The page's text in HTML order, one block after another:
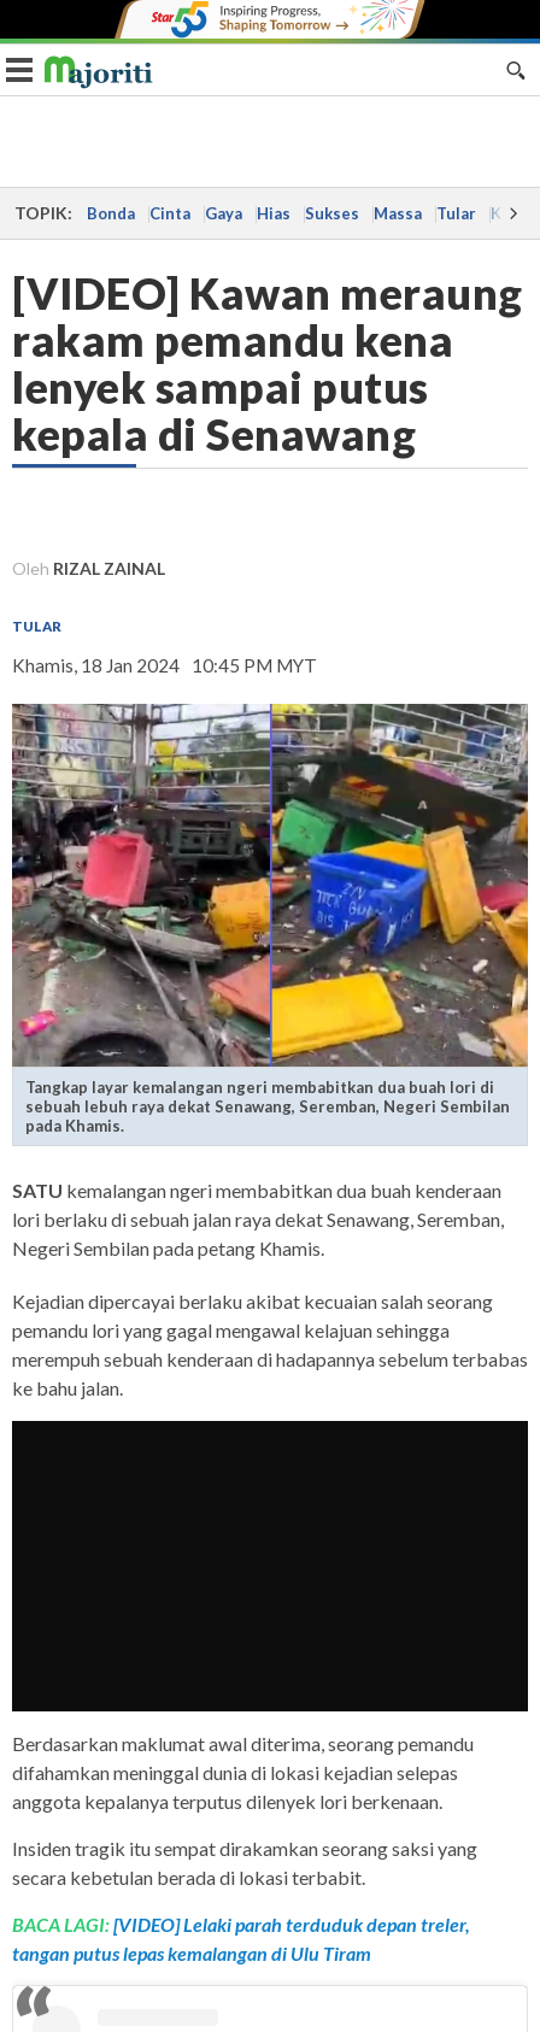
Toggle navigation
TOPIK: Bonda Cinta Gaya Hias Sukses Massa Tular Kes
[VIDEO] Kawan meraung
rakam pemandu kena
lenyek sampai putus
kepala di Senawang
Oleh RIZAL ZAINAL
TULAR
Khamis, 18 Jan 2024 10:45 PM MYT
Tangkap layar kemalangan ngeri membabitkan dua buah lori di
sebuah lebuh raya dekat Senawang, Seremban, Negeri Sembilan
pada Khamis.
SATU kemalangan ngeri membabitkan dua buah kenderaan
lori berlaku di sebuah jalan raya dekat Senawang, Seremban,
Negeri Sembilan pada petang Khamis.
Kejadian dipercayai berlaku akibat kecuaian salah seorang
pemandu lori yang gagal mengawal kelajuan sehingga
merempuh sebuah kenderaan di hadapannya sebelum terbabas
ke bahu jalan.
Berdasarkan maklumat awal diterima, seorang pemandu
difahamkan meninggal dunia di lokasi kejadian selepas
anggota kepalanya terputus dilenyek lori berkenaan.
Insiden tragik itu sempat dirakamkan seorang saksi yang
secara kebetulan berada di lokasi terbabit.
BACA LAGI:[VIDEO] Lelaki parah terduduk depan treler,
tangan putus lepas kemalangan di Ulu Tiram